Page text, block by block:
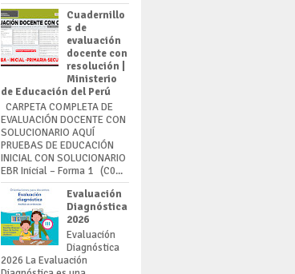
Cuadernillo
s de
evaluación
docente con
resolución |
Ministerio
de Educación del Perú
CARPETA COMPLETA DE
EVALUACIÓN DOCENTE CON
SOLUCIONARIO AQUÍ
PRUEBAS DE EDUCACIÓN
INICIAL CON SOLUCIONARIO
EBR Inicial – Forma 1 (C0...
Evaluación
Diagnóstica
2026
Evaluación
Diagnóstica
2026 La Evaluación